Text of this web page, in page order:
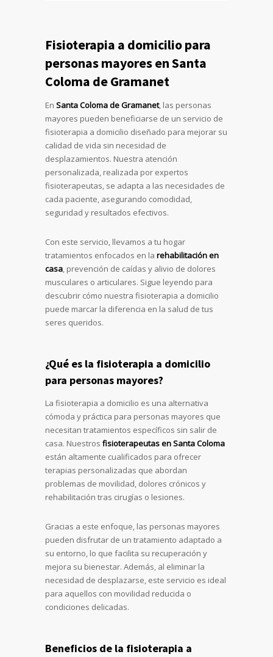
Fisioterapia a domicilio para
personas mayores en Santa
Coloma de Gramanet
En Santa Coloma de Gramanet, las personas
mayores pueden beneficiarse de un servicio de
fisioterapia a domicilio diseñado para mejorar su
calidad de vida sin necesidad de
desplazamientos. Nuestra atención
personalizada, realizada por expertos
fisioterapeutas, se adapta a las necesidades de
cada paciente, asegurando comodidad,
seguridad y resultados efectivos.
Con este servicio, llevamos a tu hogar
tratamientos enfocados en la rehabilitación en
casa, prevención de caídas y alivio de dolores
musculares o articulares. Sigue leyendo para
descubrir cómo nuestra fisioterapia a domicilio
puede marcar la diferencia en la salud de tus
seres queridos.
¿Qué es la fisioterapia a domicilio
para personas mayores?
La fisioterapia a domicilio es una alternativa
cómoda y práctica para personas mayores que
necesitan tratamientos específicos sin salir de
casa. Nuestros fisioterapeutas en Santa Coloma
están altamente cualificados para ofrecer
terapias personalizadas que abordan
problemas de movilidad, dolores crónicos y
rehabilitación tras cirugías o lesiones.
Gracias a este enfoque, las personas mayores
pueden disfrutar de un tratamiento adaptado a
su entorno, lo que facilita su recuperación y
mejora su bienestar. Además, al eliminar la
necesidad de desplazarse, este servicio es ideal
para aquellos con movilidad reducida o
condiciones delicadas.
Beneficios de la fisioterapia a